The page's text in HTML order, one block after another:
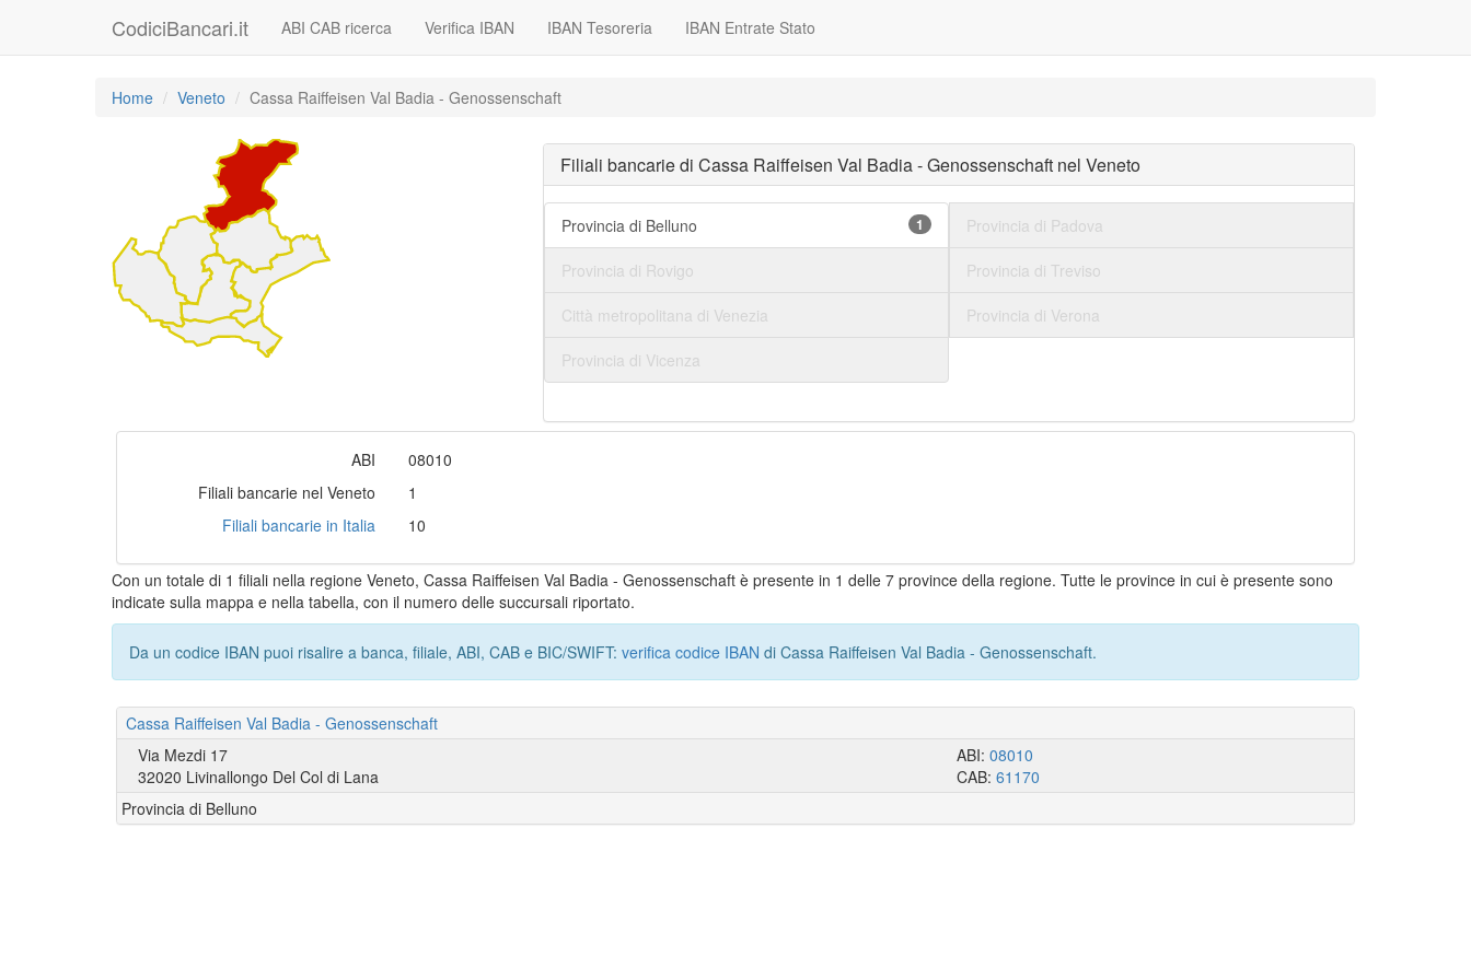
CodiciBancari.it ABI CAB ricerca Verifica IBAN IBAN Tesoreria IBAN Entrate Stato
Home Veneto Cassa Raiffeisen Val Badia - Genossenschaft
Filiali bancarie di Cassa Raiffeisen Val Badia - Genossenschaft nel Veneto
Provincia di Belluno 1 Provincia di Padova
Provincia di Rovigo Provincia di Treviso
Città metropolitana di Venezia Provincia di Verona
Provincia di Vicenza
ABI
08010
Filiali bancarie nel Veneto
1
Filiali bancarie in Italia
10
Con un totale di 1 filiali nella regione Veneto, Cassa Raiffeisen Val Badia - Genossenschaft è presente in 1 delle 7 province della regione. Tutte le province in cui è presente sono
indicate sulla mappa e nella tabella, con il numero delle succursali riportato.
Da un codice IBAN puoi risalire a banca, filiale, ABI, CAB e BIC/SWIFT: verifica codice IBAN di Cassa Raiffeisen Val Badia - Genossenschaft.
Cassa Raiffeisen Val Badia - Genossenschaft
Via Mezdi 17
32020 Livinallongo Del Col di Lana
ABI: 08010
CAB: 61170
Provincia di Belluno